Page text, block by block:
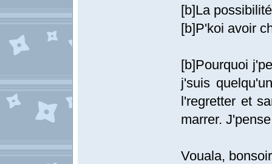
[b]La
[b]P'koi avoir
[b]Pourquoi
j'suis
l'regretter et
marrer.
Vouala,